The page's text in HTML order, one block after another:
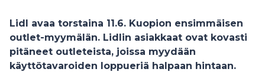
Lidl avaa torstaina 11.6. Kuopion ensimmäisen
outlet-myymälän. Lidlin asiakkaat ovat kovasti
pitäneet outleteista, joissa myydään
käyttötavaroiden loppueriä halpaan hintaan.